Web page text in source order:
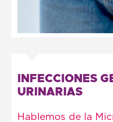
INFECCIONES
URINARIAS
Hablemos de la